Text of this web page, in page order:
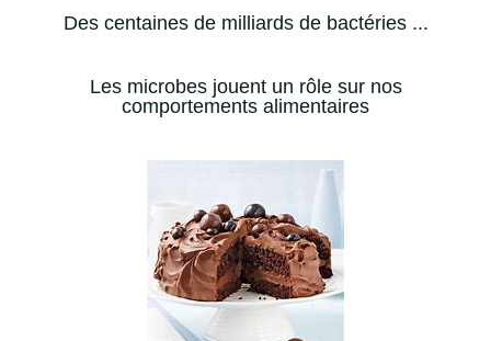
Des centaines de milliards de bactéries ...
Les microbes jouent un rôle sur nos
comportements alimentaires